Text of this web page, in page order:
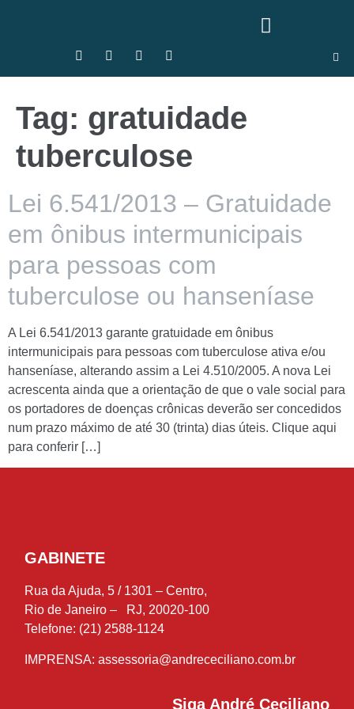
Tag: gratuidade
tuberculose
Lei 6.541/2013 – Gratuidade
em ônibus intermunicipais
para pessoas com
tuberculose ou hanseníase
A Lei 6.541/2013 garante gratuidade em ônibus
intermunicipais para pessoas com tuberculose ativa e/ou
hanseníase, alterando assim a Lei 4.510/2005. A nova Lei
acrescenta ainda que a orientação de que o vale social para
os portadores de doenças crônicas deverão ser concedidos
num prazo máximo de até 30 (trinta) dias úteis. Clique aqui
para conferir […]
GABINETE
Rua da Ajuda, 5 / 1301 – Centro,
Rio de Janeiro – RJ, 20020-100
Telefone: (21) 2588-1124
IMPRENSA: assessoria@andrececiliano.com.br
Siga André Ceciliano